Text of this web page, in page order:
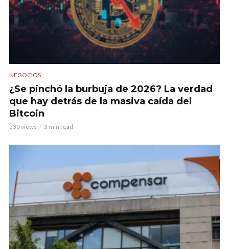
NEGOCIOS
¿Se pinchó la burbuja de 2026? La verdad
que hay detrás de la masiva caída del
Bitcoin
530 views 3 min read